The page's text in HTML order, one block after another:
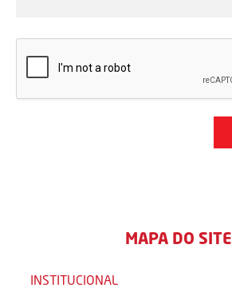
MAPA DO SITE
INSTITUCIONAL